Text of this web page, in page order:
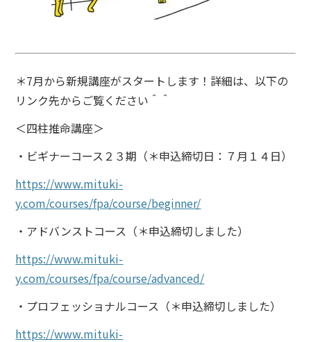
＊7月から新規講座がスタートします！ 詳細は、以下の
リンク先からご覧ください＾＾
＜四柱推命講座＞
・ビギナーコース２３期（＊申込締切日：７月１４日）
https://www.mituki-
y.com/courses/fpa/course/beginner/
・アドバンストコース（＊申込締切しました）
https://www.mituki-
y.com/courses/fpa/course/advanced/
・プロフェッショナルコース（＊申込締切しました）
https://www.mituki-